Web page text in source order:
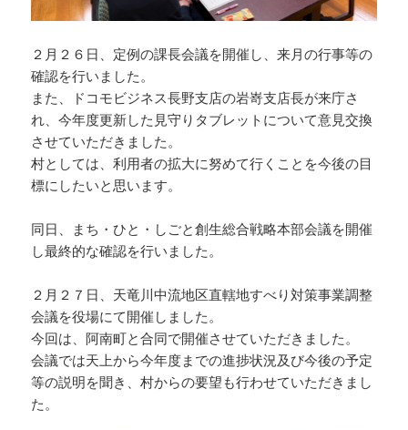
２月２６日、定例の課長会議を開催し、来月の行事等の
確認を行いました。
また、ドコモビジネス長野支店の岩嵜支店長が来庁さ
れ、今年度更新した見守りタブレットについて意見交換
させていただきました。
村としては、利用者の拡大に努めて行くことを今後の目
標にしたいと思います。
同日、まち・ひと・しごと創生総合戦略本部会議を開催
し最終的な確認を行いました。
２月２７日、天竜川中流地区直轄地すべり対策事業調整
会議を役場にて開催しました。
今回は、阿南町と合同で開催させていただきました。
会議では天上から今年度までの進捗状況及び今後の予定
等の説明を聞き、村からの要望も行わせていただきまし
た。